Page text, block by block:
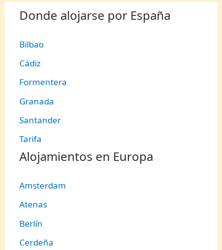
Donde alojarse por España
Bilbao
Cádiz
Formentera
Granada
Santander
Tarifa
Alojamientos en Europa
Amsterdam
Atenas
Berlín
Cerdeña